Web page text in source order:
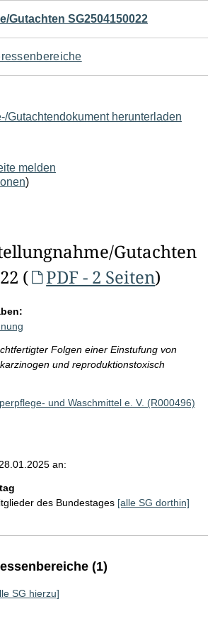
Gutachten SG2504150022
Gutachtendokument herunterladen
melden
)
Gutachten
(
PDF - 2 Seiten)
Folgen einer Einstufung von
und reproduktionstoxisch
und Waschmittel e. V. (R000496)
an:
des Bundestages [alle SG dorthin]
(1)
SG hierzu]